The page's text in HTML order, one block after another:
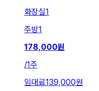
화장실1
주방1
178,000원
/1주
임대료139,000원